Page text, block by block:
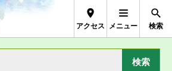
Nagano Prefecture
アクセス メニュー 検索